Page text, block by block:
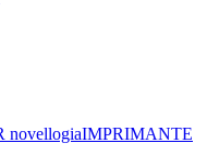
IMPRIMANTE